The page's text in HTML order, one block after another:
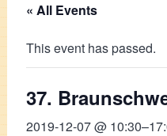
« All Events
This event has passed.
37.
2019-12-07 @ 10:30–